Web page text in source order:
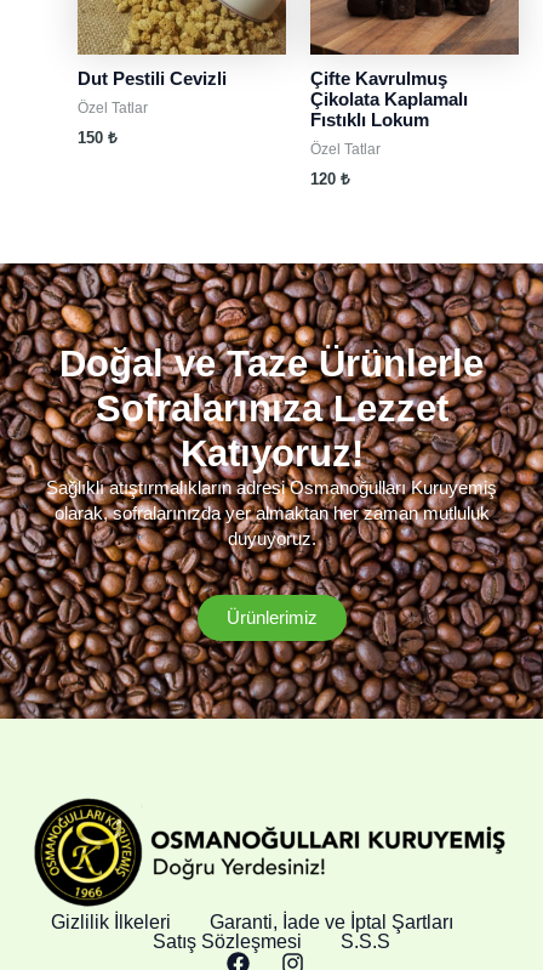
Dut Pestili Cevizli
Özel Tatlar
150 ₺
Çifte Kavrulmuş
Çikolata Kaplamalı
Fıstıklı Lokum
Özel Tatlar
120 ₺
Doğal ve Taze Ürünlerle
Sofralarınıza Lezzet
Katıyoruz!
Sağlıklı atıştırmalıkların adresi Osmanoğulları Kuruyemiş
olarak, sofralarınızda yer almaktan her zaman mutluluk
duyuyoruz.
Ürünlerimiz
Gizlilik İlkeleri
Garanti, İade ve İptal Şartları
Satış Sözleşmesi
S.S.S